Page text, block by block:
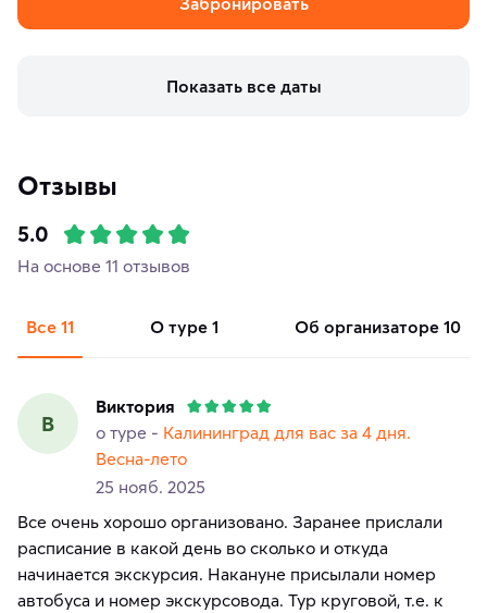
Показать все даты
Отзывы
5.0
На основе 11 отзывов
Все 11 о туре 1 об организаторе 10
В
Виктория
о туре - Калининград для вас за 4 дня.
Весна-лето
25 нояб. 2025
Все очень хорошо организовано. Заранее прислали
расписание в какой день во сколько и откуда
начинается экскурсия. Накануне присылали номер
автобуса и номер экскурсовода. Тур круговой, т.е. к